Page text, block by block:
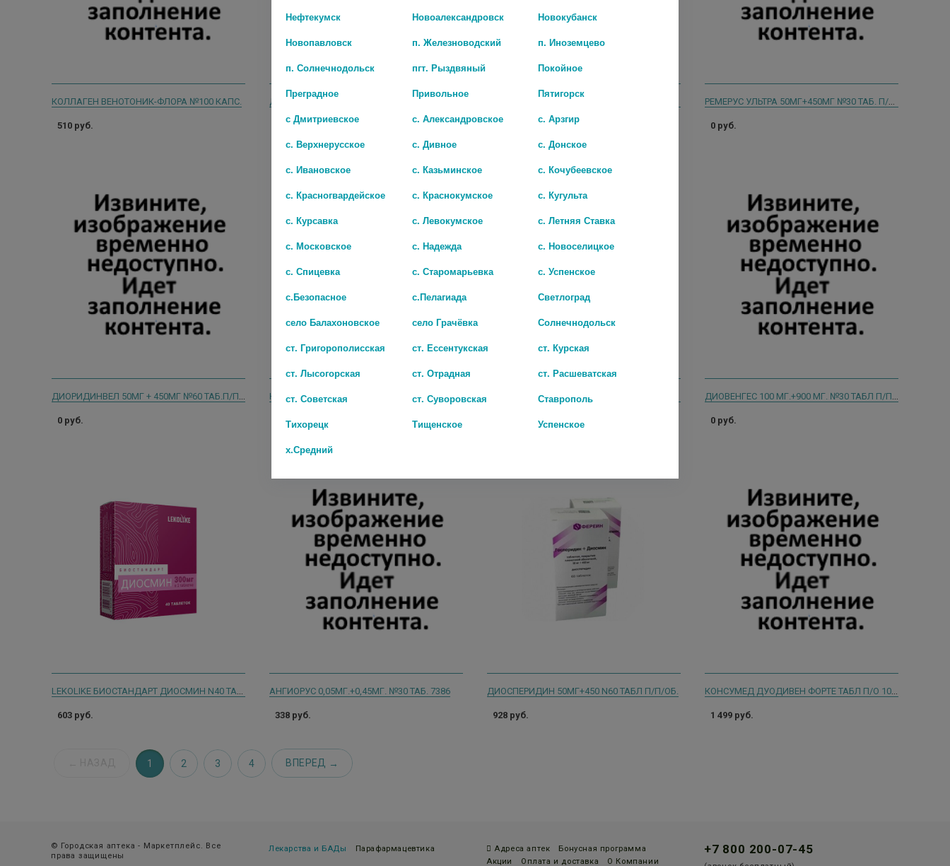
КОЛЛАГЕН ВЕНОТОНИК-ФЛОРА №100 КАПС.
510 руб.
ДИОВЕНГЕС 50МГ.+450МГ. №60 ТАБ. П/П/О /ФАРМВИЛАР/
0 руб. 0 руб.
РЕМЕРУС УЛЬТРА 50МГ+450МГ №30 ТАБ. П/П/ОБ. 0650
0 руб.
ДИОРИДИНВЕЛ 50МГ + 450МГ №60 ТАБ.П/П/ОБ.
0 руб.
КОНСУМЕД ДУОДИВЕН ТАБЛ П/О 500МГ №30 (CONSUMED)
989 руб.
ДИОВЕНГЕС 100 МГ.+900 МГ. №30 ТАБЛ П/П/О/ФАРМВИЛАР/
0 руб.
603 руб.
АНГИОРУС 0,05МГ.+0,45МГ. №30 ТАБ. 7386
338 руб.
ДИОСПЕРИДИН 50МГ+450 N60 ТАБЛ П/П/ОБ.
928 руб. 1 499 руб.
1 2 3 4 ВПЕРЕД
© Городская аптека - Маркетплейс. Все
права защищены
Лекарства и БАДы Парафармацевтика Адреса аптек
Бонусная программа
Акции
Оплата и доставка О Компании
+7 800 200-07-45
Нефтекумск
Новоалександровск
Новокубанск
Новопавловск
п. Железноводский
п. Иноземцево
п. Солнечнодольск
пгт. Рыздвяный
Покойное
Преградное
Привольное
Пятигорск
с Дмитриевское
с. Александровское
с. Арзгир
с. Верхнерусское
с. Дивное
с. Донское
с. Ивановское
с. Казьминское
с. Кочубеевское
с. Красногвардейское
с. Краснокумское
с. Кугульта
с. Курсавка
с. Левокумское
с. Летняя Ставка
с. Московское
с. Надежда
с. Новоселицкое
с. Спицевка
с. Старомарьевка
с. Успенское
с.Безопасное
с.Пелагиада
Светлоград
село Балахоновское
село Грачёвка
Солнечнодольск
ст. Григорополисская
ст. Ессентукская
ст. Курская
ст. Лысогорская
ст. Отрадная
ст. Расшеватская
ст. Советская
ст. Суворовская
Ставрополь
Тихорецк
Тищенское
Успенское
х.Средний